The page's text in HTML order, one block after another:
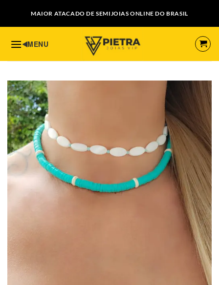
content
MAIOR ATACADO DE SEMIJOIAS ONLINE DO BRASIL